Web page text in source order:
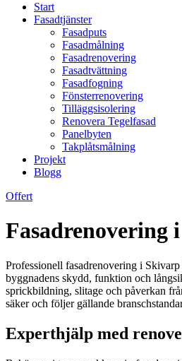
Start
Fasadtjänster
Fasadputs
Fasadmålning
Fasadrenovering
Fasadtvättning
Fasadfogning
Fönsterrenovering
Tilläggsisolering
Renovera Tegelfasad
Panelbyten
Takplåtsmålning
Projekt
Blogg
Offert
Fasadrenovering
Professionell fasadrenovering i
byggnadens skydd, funktion och
sprickbildning, slitage och påverkan
säker och följer gällande
Experthjälp med